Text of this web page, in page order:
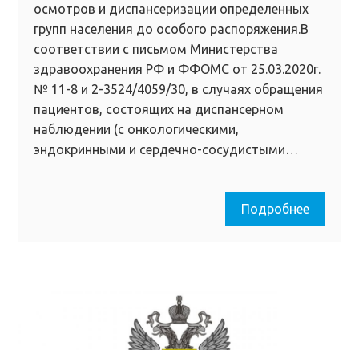
осмотров и диспансеризации определенных
групп населения до особого распоряжения.В
соответствии с письмом Министерства
здравоохранения РФ и ФФОМС от 25.03.2020г.
№ 11-8 и 2-3524/4059/30, в случаях обращения
пациентов, состоящих на диспансерном
наблюдении (с онкологическими,
эндокринными и сердечно-сосудистыми…
Подробнее